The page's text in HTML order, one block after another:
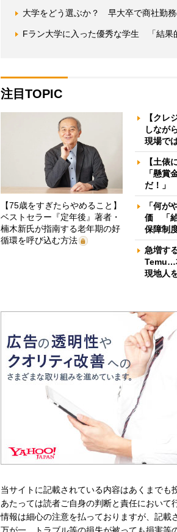
大学をどう選ぶか？ 早大卒で商社勤
Fラン大学に入った優秀な学生 「結果
注目TOPIC
【75歳をすぎたらやめること】
ベストセラー『定年後』著者・
楠木新氏が指南する老年期の好
循環を呼び込む方法
【クレ
しなが
現場で
【土俵
「懸賞
だ！」
「何が
価 「給
保障制
急増す
Temu…
現地人
当サイトに記載されている内容はあくまでも
あたっては読者ご自身の判断と責任におい
情報は細心の注意を払っておりますが、記載
万が一、トラブル等の損失が被っても損害等